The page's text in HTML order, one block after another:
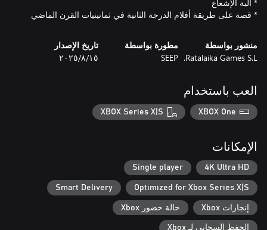
* قصة على طريقة أفلام الدرجة الثانية في ثمانينيات القرن الماضي
منشور بواسطة
Ratalaika Games S.L.
مطورة بواسطة
SEEP
تاريخ الإصدار
١٥‏/٨‏/٢٠٢٥
العب باستخدام
XBOX One
XBOX Series X|S
الإمكانات
4K Ultra HD
Single player
Optimized for Xbox Series X|S
Smart Delivery
إنجازات Xbox حالة حضور Xbox
الحفظ السحابي لـ Xbox